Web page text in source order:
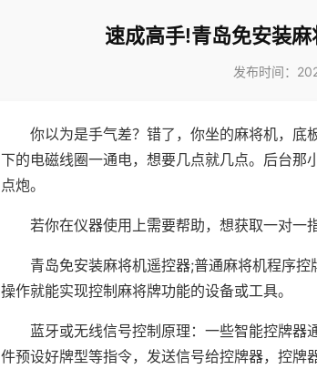
速成高手!青岛免安装
发布时间：
你以为是手气差？错了，你坐的麻将机，底
下的电磁线圈一通电，想要几点就几点。后台那
点炮。
若你在仪器使用上需要帮助，想获取一对一
青岛免安装麻将机遥控器;普通麻将机程序
操作就能实现控制麻将牌功能的设备或工具。
蓝牙或无线信号控制原理：一些智能控牌
件预设好牌型等指令，发送信号给控牌器，控牌